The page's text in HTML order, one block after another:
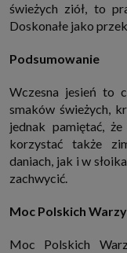
świeżych ziół, to
Doskonałe jako
Podsumowanie
Wczesna jesień to
smaków świeżych,
jednak pamiętać,
korzystać także
daniach, jak i w
zachwycić.
Moc Polskich
Moc Polskich